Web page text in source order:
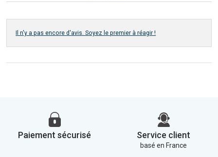
Il n'y a pas encore d'avis. Soyez le premier à réagir !
Paiement sécurisé Service client
basé en France